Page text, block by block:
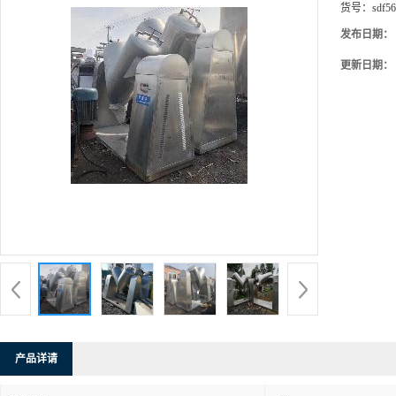
货号： sdf56
发布日期：
更新日期：
产品详请